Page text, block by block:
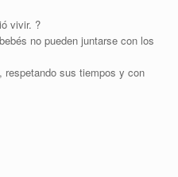
vivir. ?
no pueden juntarse con los
respetando sus tiempos y con